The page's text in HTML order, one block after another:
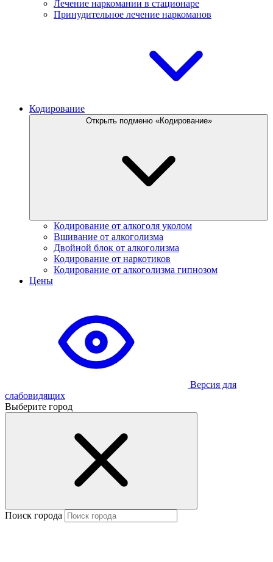
Лечение наркомании в стационаре
Принудительное лечение наркоманов
Кодирование
Открыть подменю «Кодирование»
Кодирование от алкоголя уколом
Вшивание от алкоголизма
Двойной блок от алкоголизма
Кодирование от наркотиков
Кодирование от алкоголизма гипнозом
Цены
Версия для
слабовидящих
Выберите город
Поиск города